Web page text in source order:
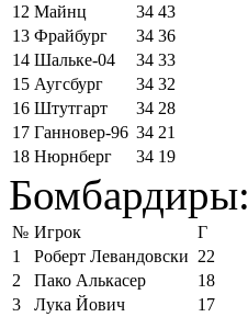
12 Майнц 34 43
13 Фрайбург 34 36
14 Шальке-04 34 33
15 Аугсбург 34 32
16 Штутгарт 34 28
17 Ганновер-96 34 21
18 Нюрнберг 34 19
Бомбардиры:
№ Игрок
Г
1
Роберт Левандовски 22
2
Пако Алькасер
18
3
Лука Йович
17